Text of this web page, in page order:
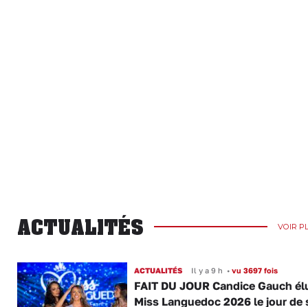
ACTUALITÉS VOIR
ACTUALITÉS Il y a 9 h •vu 3697 fois
FAIT DU JOUR Candice Gauch
Miss Languedoc 2026 le jour de